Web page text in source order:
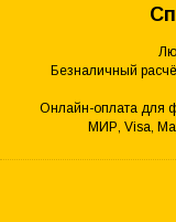
Безналичный
Онлайн-оплата для
МИР, Visa,